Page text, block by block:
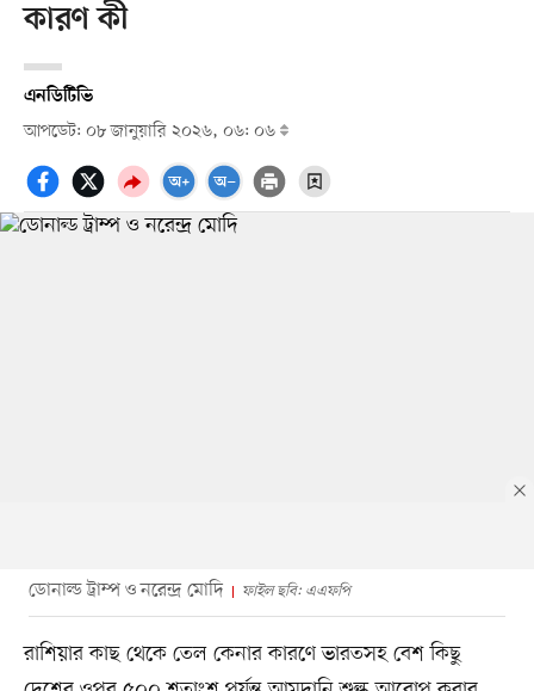
কারণ কী
এনডিটিভি
আপডেট: ০৮ জানুয়ারি ২০২৬, ০৬: ০৬
ডোনাল্ড ট্রাম্প ও নরেন্দ্র মোদি ফাইল ছবি: এএফপি
রাশিয়ার কাছ থেকে তেল কেনার কারণে ভারতসহ বেশ কিছু